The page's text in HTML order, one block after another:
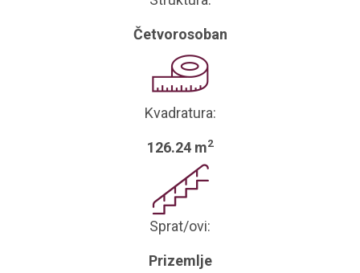
Četvorosoban
Kvadratura:
126.24 m2
Sprat/ovi:
Prizemlje